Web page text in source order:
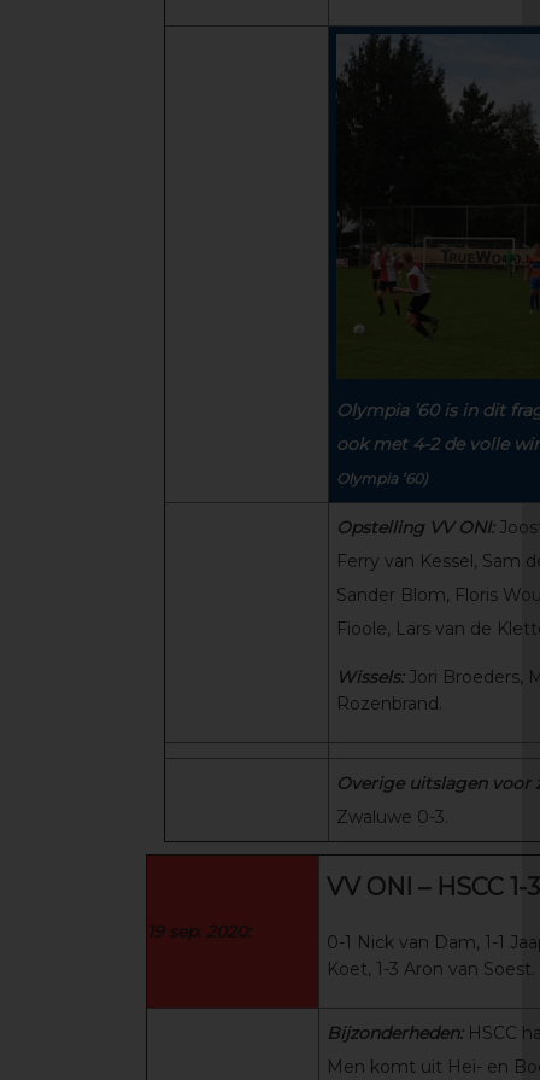
Olympia ’60 is in dit
ook met 4-2 de volle
Olympia ’60)
Opstelling VV ONI:
Ferry van Kessel, Sam
Sander Blom, Floris
Fioole, Lars van de
Wissels:Jori Broeders,
Rozenbrand.
Overige uitslagen voor
Zwaluwe 0-3.
19 sep. 2020:
VV ONI – HSCC 1-3
0-1 Nick van Dam, 1-1
Koet, 1-3 Aron van Soest.
Bijzonderheden: HSCC
Men komt uit Hei- en